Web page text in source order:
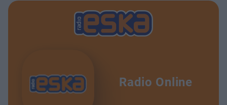
Radio Online